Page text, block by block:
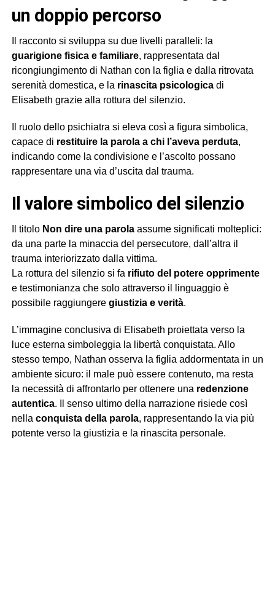
un doppio percorso
Il racconto si sviluppa su due livelli paralleli: la
guarigione fisica e familiare, rappresentata dal
ricongiungimento di Nathan con la figlia e dalla ritrovata
serenità domestica, e la rinascita psicologicadi
Elisabeth grazie alla rottura del silenzio.
Il ruolo dello psichiatra si eleva così a figura simbolica,
capace di restituire la parola a chi l’aveva perduta,
indicando come la condivisione e l’ascolto possano
rappresentare una via d’uscita dal trauma.
il valore simbolico del silenzio
Il titolo Non dire una parolaassume significati molteplici:
da una parte la minaccia del persecutore, dall’altra il
trauma interiorizzato dalla vittima.
La rottura del silenzio si fa rifiuto del potere opprimente
e testimonianza che solo attraverso il linguaggio è
possibile raggiungere giustizia e verità.
L’immagine conclusiva di Elisabeth proiettata verso la
luce esterna simboleggia la libertà conquistata. Allo
stesso tempo, Nathan osserva la figlia addormentata in un
ambiente sicuro: il male può essere contenuto, ma resta
la necessità di affrontarlo per ottenere una redenzione
autentica. Il senso ultimo della narrazione risiede così
nella conquista della parola, rappresentando la via più
potente verso la giustizia e la rinascita personale.